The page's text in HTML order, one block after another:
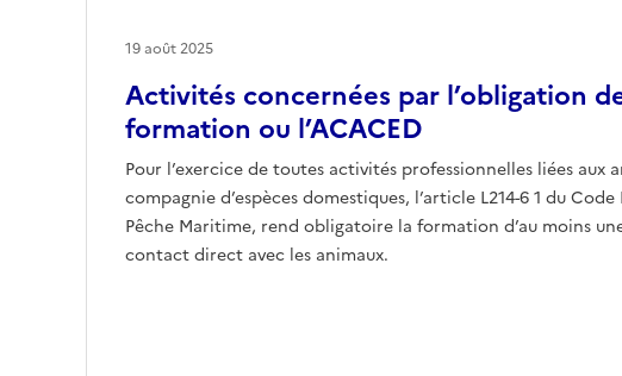
Activités concernées par l’obligation
formation ou l’ACACED
Pour l’exercice de toutes activités professionnelles liées aux
compagnie d’espèces domestiques, l’article L214-6 1 du
Pêche Maritime, rend obligatoire la formation d’au moins
contact direct avec les animaux.
19 août 2025